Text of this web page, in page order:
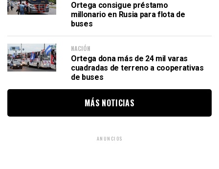
Ortega consigue préstamo
millonario en Rusia para flota de
buses
NACIÓN
Ortega dona más de 24 mil varas
cuadradas de terreno a cooperativas
de buses
MÁS NOTICIAS
ANUNCIOS